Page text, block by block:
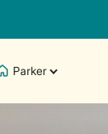
Parker